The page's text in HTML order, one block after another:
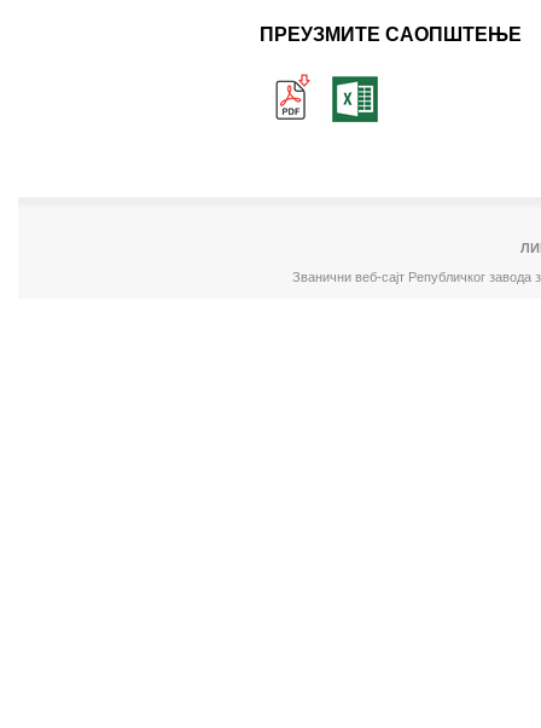
ПРЕУЗМИТЕ САОПШТЕЊЕ
Званични веб-сајт Републичког